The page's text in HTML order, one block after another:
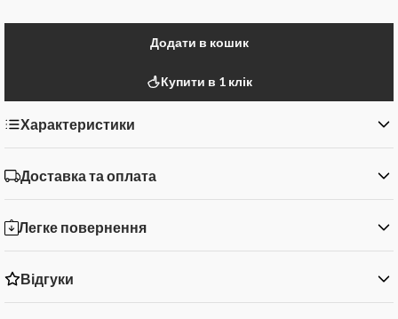
Додати в кошик
Купити в 1 клік
Характеристики
Доставка та оплата
Легке повернення
Відгуки